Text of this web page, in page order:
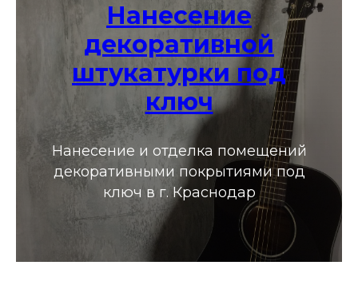
Нанесение
декоративной
штукатурки под
ключ
Нанесение и отделка помещений
декоративными покрытиями под
ключ в г. Краснодар